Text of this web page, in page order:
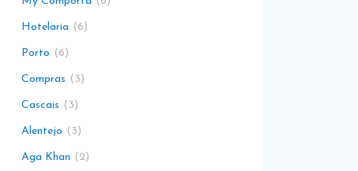
Hotelaria 6
Porto 6
Compras 3
Cascais 3
Alentejo 3
Aga Khan 2